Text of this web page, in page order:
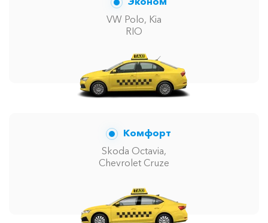
VW Polo, Kia
RIO
Комфорт
Skoda Octavia,
Chevrolet Cruze